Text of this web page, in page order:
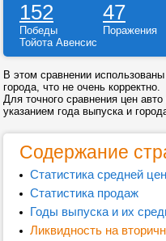
152 47
Победы
Тойота Авенсис
В этом сравнении
города, что не очень корректно.
Для точного сравнения цен
указанием года выпуска и
Содержание
Статистика средней
Статистика продаж
Годы выпуска и их
Ликвидность на